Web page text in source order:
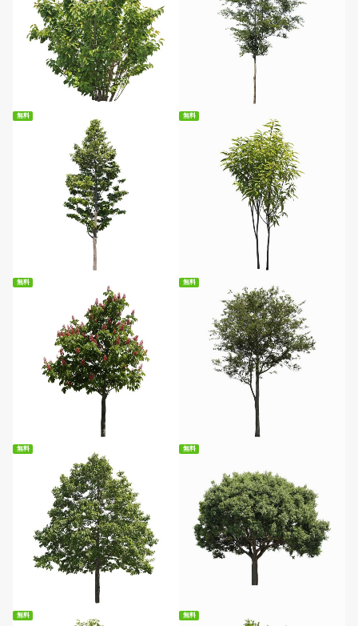
無料ダウンロード 無料ダウンロード
無料
無料ダウンロード
無料
無料ダウンロード
無料
無料ダウンロード
無料
無料ダウンロード
無料
無料ダウンロード
無料
無料ダウンロード
無料 無料